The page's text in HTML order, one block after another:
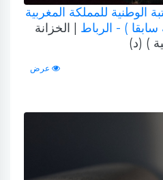
الوطنية للمملكة المغربية
سابقا ) - الرباط
| الخزانة
) (د)
عرض